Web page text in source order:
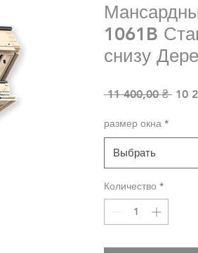
1061B
снизу
11 400,00 ₴ 10
размер окна *
Выбрать
Количество *